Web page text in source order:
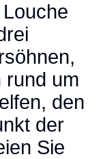
rund um
den
der
Sie